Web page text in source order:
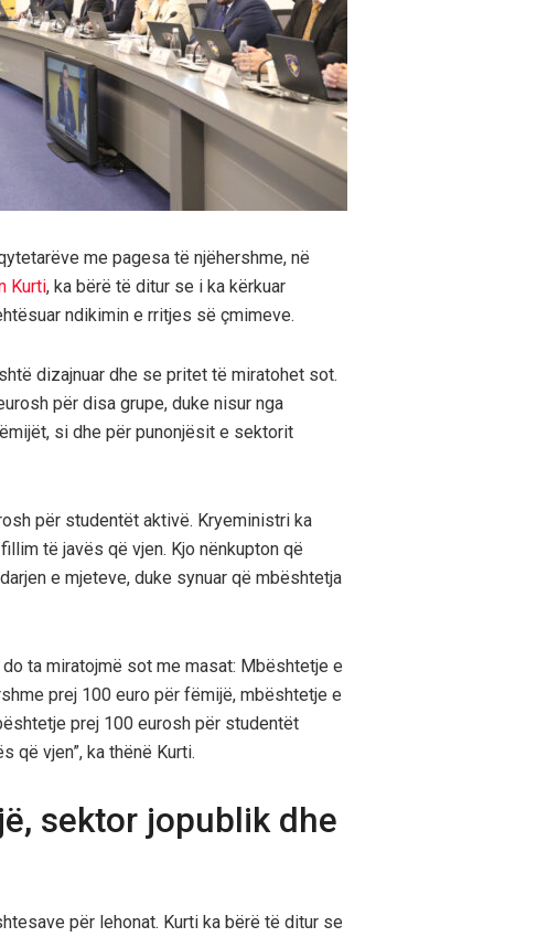
me pagesa të njëhershme, në
Kurti, ka bërë të ditur se i ka kërkuar
ndikimin e rritjes së çmimeve.
dizajnuar dhe se pritet të miratohet sot.
për disa grupe, duke nisur nga
si dhe për punonjësit e sektorit
për studentët aktivë. Kryeministri ka
të javës që vjen. Kjo nënkupton që
e mjeteve, duke synuar që mbështetja
ta miratojmë sot me masat: Mbështetje e
prej 100 euro për fëmijë, mbështetje e
prej 100 eurosh për studentët
që vjen”, ka thënë Kurti.
sektor jopublik dhe
për lehonat. Kurti ka bërë të ditur se